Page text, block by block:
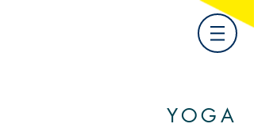
YOGA